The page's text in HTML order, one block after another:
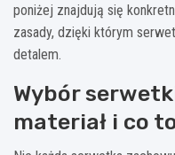
poniżej znajdują się
zasady, dzięki którym
detalem.
Wybór
materiał i co